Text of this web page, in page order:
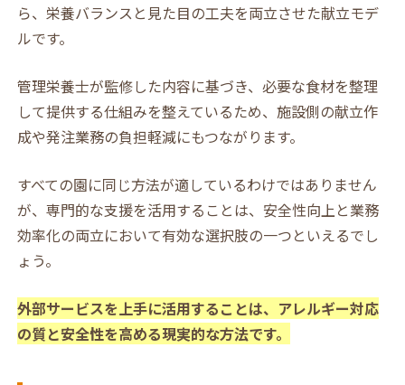
ら、栄養バランスと見た目の工夫を両立させた献立モデ
ルです。
管理栄養士が監修した内容に基づき、必要な食材を整理
して提供する仕組みを整えているため、施設側の献立作
成や発注業務の負担軽減にもつながります。
すべての園に同じ方法が適しているわけではありません
が、専門的な支援を活用することは、安全性向上と業務
効率化の両立において有効な選択肢の一つといえるでし
ょう。
外部サービスを上手に活用することは、アレルギー対応
の質と安全性を高める現実的な方法です。